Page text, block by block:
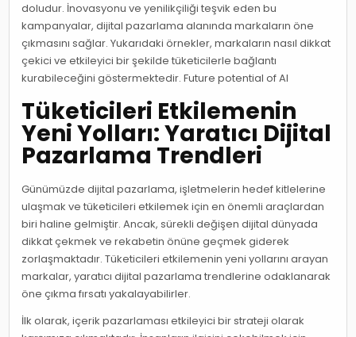
doludur. İnovasyonu ve yenilikçiliği teşvik eden bu
kampanyalar, dijital pazarlama alanında markaların öne
çıkmasını sağlar. Yukarıdaki örnekler, markaların nasıl dikkat
çekici ve etkileyici bir şekilde tüketicilerle bağlantı
kurabileceğini göstermektedir. Future potential of AI
Tüketicileri Etkilemenin
Yeni Yolları: Yaratıcı Dijital
Pazarlama Trendleri
Günümüzde dijital pazarlama, işletmelerin hedef kitlelerine
ulaşmak ve tüketicileri etkilemek için en önemli araçlardan
biri haline gelmiştir. Ancak, sürekli değişen dijital dünyada
dikkat çekmek ve rekabetin önüne geçmek giderek
zorlaşmaktadır. Tüketicileri etkilemenin yeni yollarını arayan
markalar, yaratıcı dijital pazarlama trendlerine odaklanarak
öne çıkma fırsatı yakalayabilirler.
İlk olarak, içerik pazarlaması etkileyici bir strateji olarak